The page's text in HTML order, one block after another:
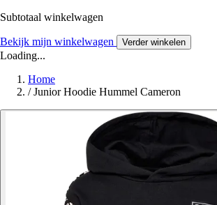
Subtotaal winkelwagen
Bekijk mijn winkelwagen Verder winkelen
Loading...
Home
/ Junior Hoodie Hummel Cameron